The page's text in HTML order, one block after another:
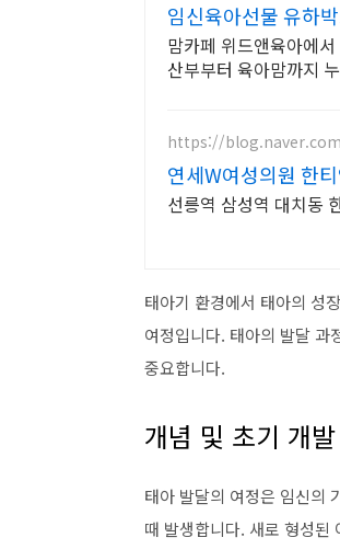
임신육아선물 유하
맘카페 위드앤육아에
산부부터 육아맘까지
https://
연세W여성의원 한
선릉역 삼성역 대치동
태아기 환경에서 태아의 성
여정입니다. 태아의 발달 과
중요합니다.
개념 및 초기 개발
태아 발달의 여정은 임신의
때 발생합니다. 새로 형성된